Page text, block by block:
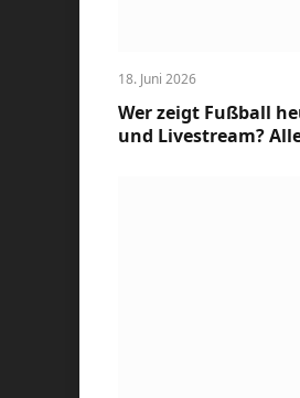
18. Juni 2026
Wer zeigt Fußball
und Livestream?